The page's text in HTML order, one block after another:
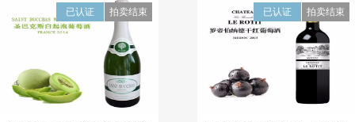
拍卖结束
已认证 拍卖结束
已认证